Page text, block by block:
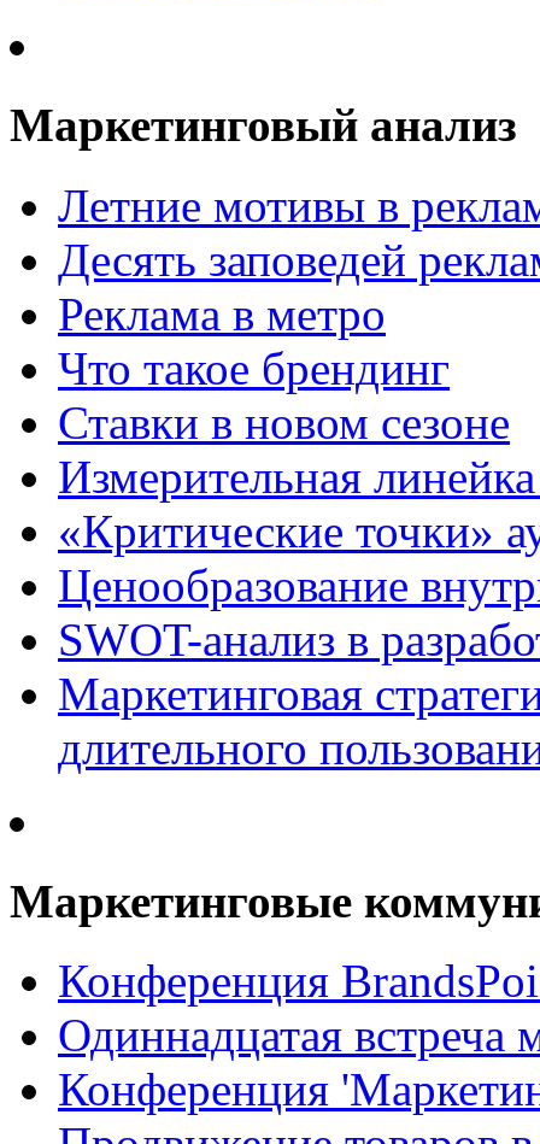
Маркетинговый анализ
Летние мотивы в
Десять заповедей
Реклама в метро
Что такое брендинг
Ставки в новом сезоне
Измерительная
«Критические точки»
Ценообразование
SWOT-анализ в
Маркетинговая
длительного
Маркетинговые
Конференция
Одиннадцатая
Конференция